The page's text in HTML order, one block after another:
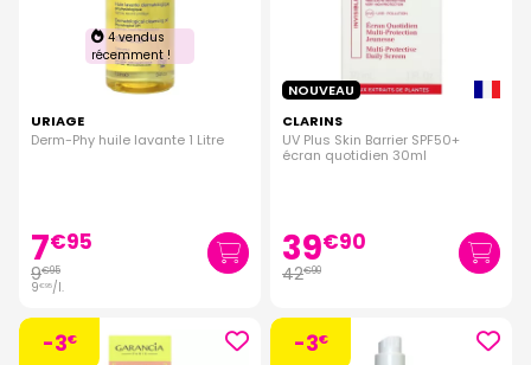
4 vendus
récemment !
URIAGE
Derm-Phy huile lavante 1 Litre
7€95
9€95
9€95/l.
NOUVEAU
CLARINS
UV Plus Skin Barrier SPF50+
écran quotidien 30ml
39€90
42€90
-3€ -3€